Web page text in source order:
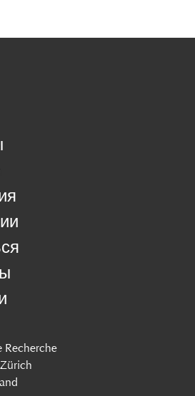
Recherche